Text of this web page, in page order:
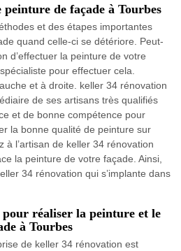
de façade à Tourbes
et des étapes importantes
quand celle-ci se détériore. Peut-
d’effectuer la peinture de votre
pour effectuer cela.
et à droite. keller 34 rénovation
de ses artisans très qualifiés
et de bonne compétence pour
la bonne qualité de peinture sur
à l’artisan de keller 34 rénovation
la peinture de votre façade. Ainsi,
34 rénovation qui s’implante dans
pour réaliser la peinture et le
à Tourbes
de keller 34 rénovation est